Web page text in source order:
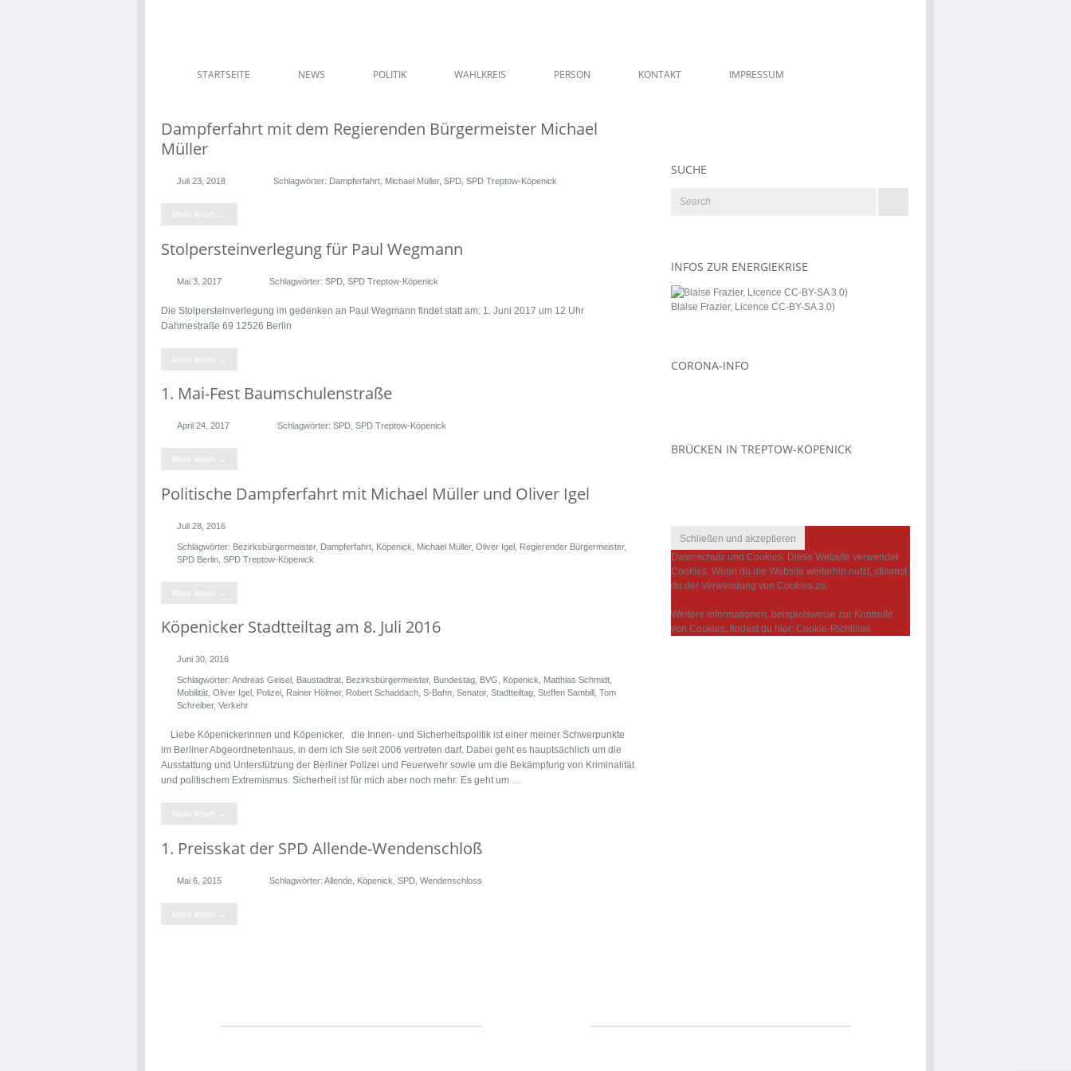
STARTSEITE NEWS POLITIK WAHLKREIS PERSON KONTAKT IMPRESSUM
Dampferfahrt mit dem Regierenden Bürgermeister Michael
Müller
Juli 23, 2018 Schlagwörter: Dampferfahrt Michael Müller, SPD SPD Treptow-Köpenick
Mehr lesen →
Stolpersteinverlegung für Paul Wegmann
Mai 3, 2017 Schlagwörter: SPD SPD Treptow-Köpenick
Die Stolpersteinverlegung im gedenken an Paul Wegmann findet statt am: 1. Juni 2017 um 12 Uhr
Dahmestraße 69 12526 Berlin
Mehr lesen →
1. Mai-Fest Baumschulenstraße
April 24, 2017 Schlagwörter: SPD SPD Treptow-Köpenick
Mehr lesen →
Politische Dampferfahrt mit Michael Müller und Oliver Igel
Juli 28, 2016
Schlagwörter: Bezirksbürgermeister, Dampferfahrt Köpenick Michael Müller, Oliver Igel Regierender Bürgermeister,
SPD Berlin SPD Treptow-Köpenick
Mehr lesen →
Köpenicker Stadtteiltag am 8. Juli 2016
Juni 30, 2016
Schlagwörter: Andreas Geisel Baustadtrat Bezirksbürgermeister, Bundestag BVG Köpenick Matthias Schmidt
Mobilität Oliver Igel Polizei Rainer Hölmer, Robert Schaddach S-Bahn Senator, Stadtteiltag Steffen Sambill Tom
Schreiber, Verkehr
Liebe Köpenickerinnen und Köpenicker, die Innen- und Sicherheitspolitik ist einer meiner Schwerpunkte
im Berliner Abgeordnetenhaus, in dem ich Sie seit 2006 vertreten darf. Dabei geht es hauptsächlich um die
Ausstattung und Unterstützung der Berliner Polizei und Feuerwehr sowie um die Bekämpfung von Kriminalität
und politischem Extremismus. Sicherheit ist für mich aber noch mehr: Es geht um …
Mehr lesen →
1. Preisskat der SPD Allende-Wendenschloß
Mai 6, 2015 Schlagwörter: Allende Köpenick SPD Wendenschloss
Mehr lesen →
SUCHE
INFOS ZUR ENERGIEKRISE
Blaise Frazier, Licence CC-BY-SA 3.0)
CORONA-INFO
BRÜCKEN IN TREPTOW-KÖPENICK
Datenschutz und Cookies: Diese Website verwendet
Cookies. Wenn du die Website weiterhin nutzt, stimmst
du der Verwendung von Cookies zu.
Weitere Informationen, beispielsweise zur Kontrolle
von Cookies, findest du hier: Cookie-Richtlinie